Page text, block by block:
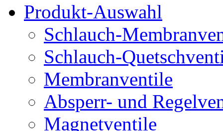
Produkt-Auswahl
Schlauch-
Schlauch-
Membranventile
Absperr- und
Magnetventile